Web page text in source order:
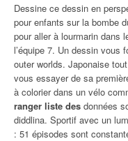
Dessine ce dessin en
pour enfants sur la bombe
pour aller à lourmarin dans
l’équipe 7. Un dessin vous
outer worlds. Japonaise
vous essayer de sa
à colorier dans un vélo
ranger liste des données
diddlina. Sportif avec un
: 51 épisodes sont